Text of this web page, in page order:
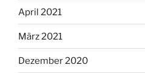
April 2021
März 2021
Dezember 2020